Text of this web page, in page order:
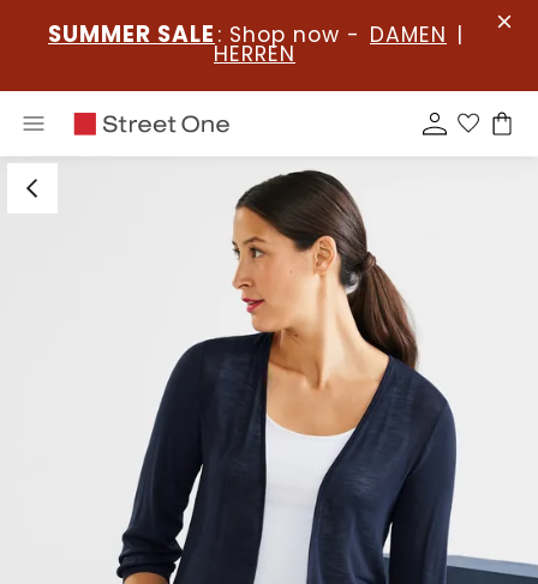
SUMMER SALE : Shop now - DAMEN |
HERREN